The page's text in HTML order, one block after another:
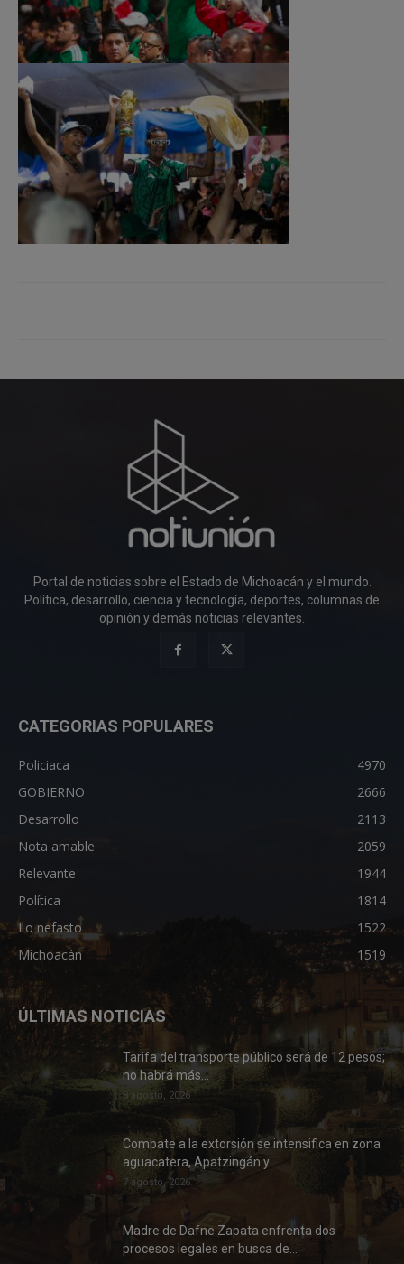
Portal de noticias sobre el Estado de Michoacán y el mundo.
Política, desarrollo, ciencia y tecnología, deportes, columnas de
opinión y demás noticias relevantes.
CATEGORIAS POPULARES
Policiaca
4970
GOBIERNO
2666
Desarrollo
2113
Nota amable
2059
Relevante
1944
Política
1814
Lo nefasto
1522
Michoacán
1519
ÚLTIMAS NOTICIAS
Tarifa del transporte público será de 12 pesos;
no habrá más...
8 agosto, 2026
Combate a la extorsión se intensifica en zona
aguacatera, Apatzingán y...
7 agosto, 2026
Madre de Dafne Zapata enfrenta dos
procesos legales en busca de...